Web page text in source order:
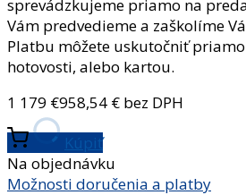
sprevádzkujeme priamo na
Vám predvedieme a zaškolíme
Platbu môžete uskutočniť
hotovosti, alebo kartou.
1 179 €958,54 € bez DPH
Kúpiť
Na objednávku
Možnosti doručenia a platby